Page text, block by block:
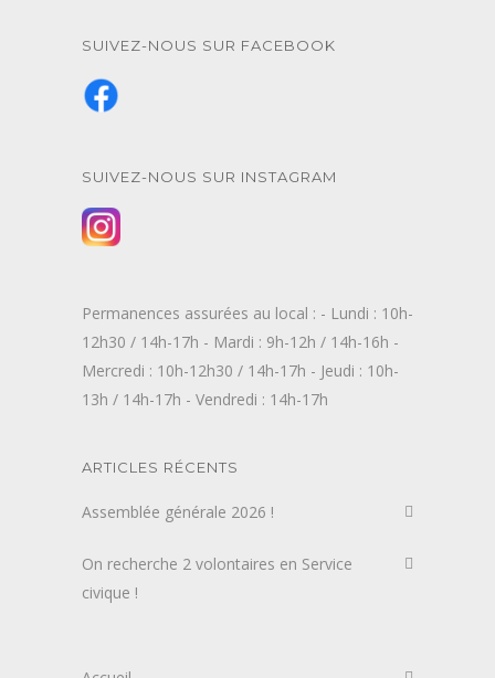
SUIVEZ-NOUS SUR FACEBOOK
SUIVEZ-NOUS SUR INSTAGRAM
Permanences assurées au local : - Lundi : 10h-
12h30 / 14h-17h - Mardi : 9h-12h / 14h-16h -
Mercredi : 10h-12h30 / 14h-17h - Jeudi : 10h-
13h / 14h-17h - Vendredi : 14h-17h
ARTICLES RÉCENTS
Assemblée générale 2026 !
On recherche 2 volontaires en Service
civique !